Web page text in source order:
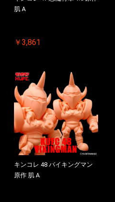
肌 A
￥3,861
キンコレ 48 バイキングマン
原作 肌 A